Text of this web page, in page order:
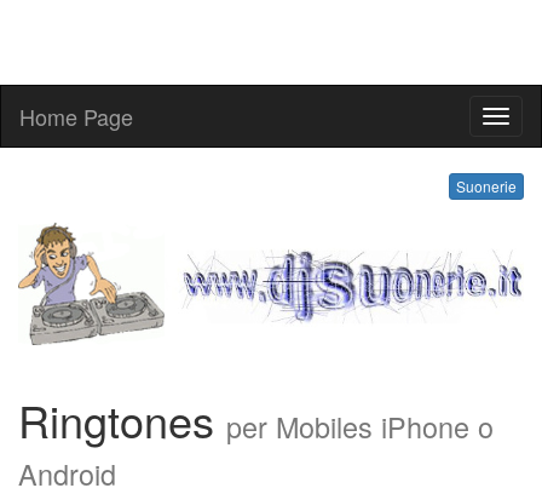
Home Page
Suonerie
Ringtones per Mobiles iPhone o
Android